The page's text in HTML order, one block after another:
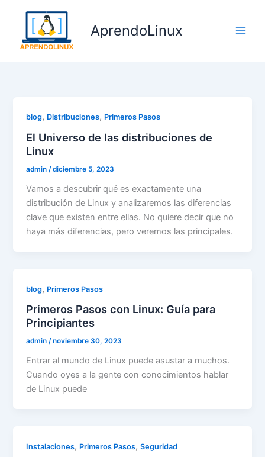
contenido
AprendoLinux
blog, Distribuciones, Primeros Pasos
El Universo de las distribuciones de
Linux
admin/diciembre 5, 2023
Vamos a descubrir qué es exactamente una
distribución de Linux y analizaremos las diferencias
clave que existen entre ellas. No quiere decir que no
haya más diferencias, pero veremos las principales.
blog, Primeros Pasos
Primeros Pasos con Linux: Guía para
Principiantes
admin/noviembre 30, 2023
Entrar al mundo de Linux puede asustar a muchos.
Cuando oyes a la gente con conocimientos hablar
de Linux puede
Instalaciones, Primeros Pasos,Seguridad